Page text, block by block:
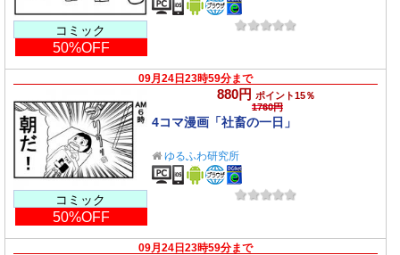
コミック
50%OFF
09月24日23時59分まで
コミック
50%OFF
880円 ポイント15％
1760円
4コマ漫画「社畜の一日」
ゆるふわ研究所
09月24日23時59分まで